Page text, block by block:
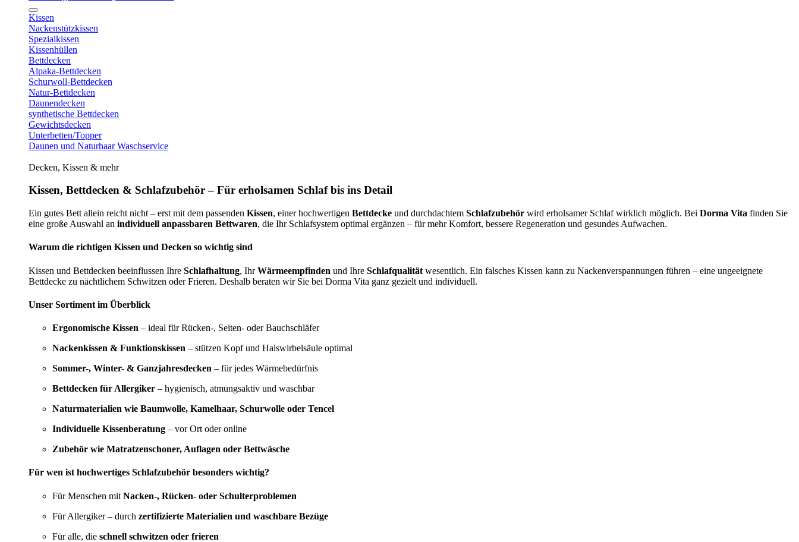
Kissen
Nackenstützkissen
Spezialkissen
Kissenhüllen
Bettdecken
Alpaka-Bettdecken
Schurwoll-Bettdecken
Natur-Bettdecken
Daunendecken
synthetische Bettdecken
Gewichtsdecken
Unterbetten/Topper
Daunen und Naturhaar Waschservice
Decken, Kissen & mehr
Kissen, Bettdecken & Schlafzubehör – Für erholsamen Schlaf bis ins Detail
Ein gutes Bett allein reicht nicht – erst mit dem passenden Kissen, einer hochwertigen Bettdecke und durchdachtem Schlafzubehör wird erholsamer Schlaf wirklich möglich. Bei Dorma Vita finden Sie
eine große Auswahl an individuell anpassbaren Bettwaren, die Ihr Schlafsystem optimal ergänzen – für mehr Komfort, bessere Regeneration und gesundes Aufwachen.
Warum die richtigen Kissen und Decken so wichtig sind
Kissen und Bettdecken beeinflussen Ihre Schlafhaltung, IhrWärmeempfinden und Ihre Schlafqualität wesentlich. Ein falsches Kissen kann zu Nackenverspannungen führen – eine ungeeignete
Bettdecke zu nächtlichem Schwitzen oder Frieren. Deshalb beraten wir Sie bei Dorma Vita ganz gezielt und individuell.
Unser Sortiment im Überblick
Ergonomische Kissen – ideal für Rücken-, Seiten- oder Bauchschläfer
Nackenkissen & Funktionskissen – stützen Kopf und Halswirbelsäule optimal
Sommer-, Winter- & Ganzjahresdecken – für jedes Wärmebedürfnis
Bettdecken für Allergiker – hygienisch, atmungsaktiv und waschbar
Naturmaterialien wie Baumwolle, Kamelhaar, Schurwolle oder Tencel
Individuelle Kissenberatung – vor Ort oder online
Zubehör wie Matratzenschoner, Auflagen oder Bettwäsche
Für wen ist hochwertiges Schlafzubehör besonders wichtig?
Für Menschen mit Nacken-, Rücken- oder Schulterproblemen
Für Allergiker – durch zertifizierte Materialien und waschbare Bezüge
Für alle, die schnell schwitzen oder frieren